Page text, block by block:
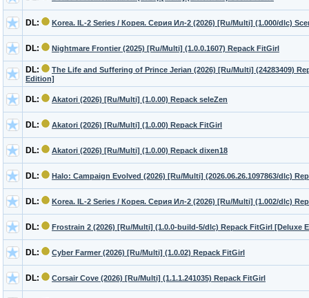
DL: Korea. IL-2 Series / Корея. Серия Ил-2 (2026) [Ru/Multi] (1.000/dlc)
DL: Nightmare Frontier (2025) [Ru/Multi] (1.0.0.1607) Repack FitGirl
DL:
The Life and Suffering of Prince Jerian (2026) [Ru/Multi] (24283409)
Edition]
DL: Akatori (2026) [Ru/Multi] (1.0.00) Repack seleZen
DL: Akatori (2026) [Ru/Multi] (1.0.00) Repack FitGirl
DL: Akatori (2026) [Ru/Multi] (1.0.00) Repack dixen18
DL: Halo: Campaign Evolved (2026) [Ru/Multi] (2026.06.26.1097863/dlc)
DL: Korea. IL-2 Series / Корея. Серия Ил-2 (2026) [Ru/Multi] (1.002/dlc)
DL: Frostrain 2 (2026) [Ru/Multi] (1.0.0-build-5/dlc) Repack FitGirl [Deluxe
DL: Cyber Farmer (2026) [Ru/Multi] (1.0.02) Repack FitGirl
DL: Corsair Cove (2026) [Ru/Multi] (1.1.1.241035) Repack FitGirl